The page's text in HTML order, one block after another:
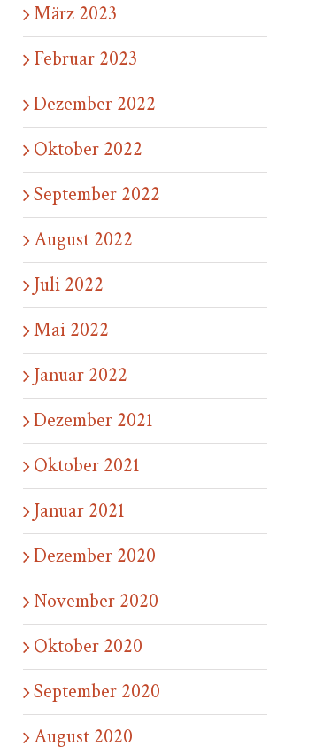
März 2023
Februar 2023
Dezember 2022
Oktober 2022
September 2022
August 2022
Juli 2022
Mai 2022
Januar 2022
Dezember 2021
Oktober 2021
Januar 2021
Dezember 2020
November 2020
Oktober 2020
September 2020
August 2020